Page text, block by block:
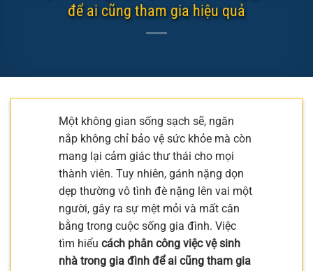
để ai cũng tham gia hiệu quả
Một không gian sống sạch sẽ, ngăn
nắp không chỉ bảo vệ sức khỏe mà còn
mang lại cảm giác thư thái cho mọi
thành viên. Tuy nhiên, gánh nặng dọn
dẹp thường vô tình đè nặng lên vai một
người, gây ra sự mệt mỏi và mất cân
bằng trong cuộc sống gia đình. Việc
tìm hiểu cách phân công việc vệ sinh
nhà trong gia đình để ai cũng tham gia